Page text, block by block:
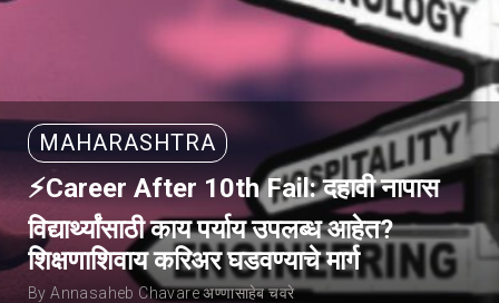
MAHARASHTRA
⚡Career After 10th Fail: दहावी नापास
विद्यार्थ्यांसाठी काय पर्याय उपलब्ध आहेत?
शिक्षणाशिवाय करिअर घडवण्याचे मार्ग
By Annasaheb Chavare अण्णासाहेब चवरे